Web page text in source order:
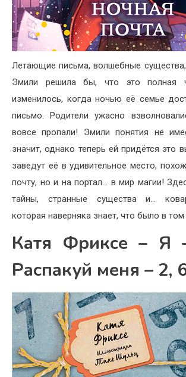
Летающие письма, волшебные
Эмили решила бы, что это полная
изменилось, когда ночью её семье
письмо. Родители ужасно
вовсе пропали! Эмили понятия не
значит, однако теперь ей придётся это
заведут её в удивительное место,
почту, но и на портал… в мир магии!
тайны, странные существа и…
которая наверняка знает, что было в
Катя Фриксе – Я
Распакуй меня – 2,